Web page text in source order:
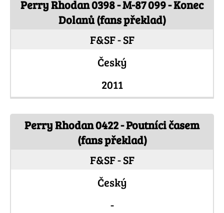
Perry Rhodan 0398 - M-87 099 - Konec
Dolanů (fans překlad)
F&SF - SF
Český
2011
Perry Rhodan 0422 - Poutníci časem
(fans překlad)
F&SF - SF
Český
-